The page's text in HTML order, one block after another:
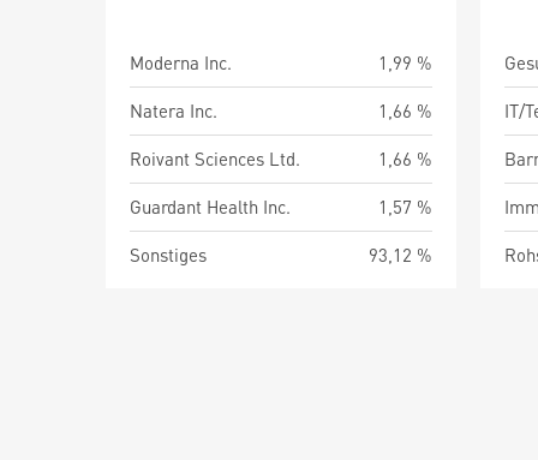
Moderna Inc.
1,99 %
Natera Inc.
1,66 %
Roivant Sciences Ltd.
1,66 %
Guardant Health Inc.
1,57 %
Sonstiges
93,12 %
IT/